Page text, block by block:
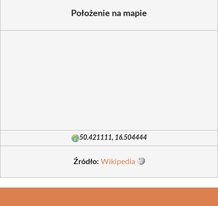
Położenie na mapie
50.421111, 16.504444
Źródło: Wikipedia